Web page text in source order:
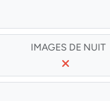
IMAGES DE NUIT